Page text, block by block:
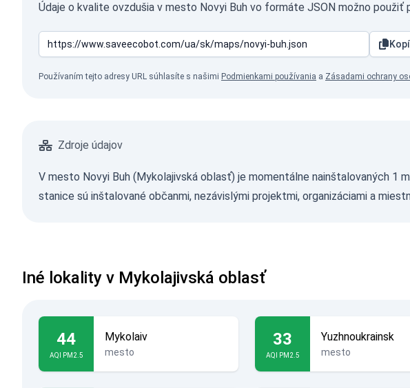
Údaje o kvalite ovzdušia v mesto Novyi Buh vo formáte JSON možno
Používaním tejto adresy URL súhlasíte s našimi Podmienkami používania a Zásadami ochrany
Zdroje údajov
V mesto Novyi Buh (Mykolajivská oblasť) je momentálne nainštalovaných 1
stanice sú inštalované občanmi, nezávislými projektmi, organizáciami a
Iné lokality v Mykolajivská oblasť
44
AQI PM2.5
Mykolaiv
mesto
33
AQI PM2.5
Yuzhnoukrainsk
mesto